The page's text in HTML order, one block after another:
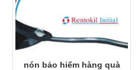
nón bảo hiểm hàng quà